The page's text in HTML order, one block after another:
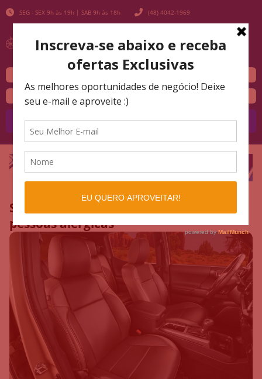
SEG - SEX 9h às 19h | SAB 9h às 18h (48) 4042-1969
Buscar
Sem espirrar: 7 dicas de carro para
pessoas alérgicas